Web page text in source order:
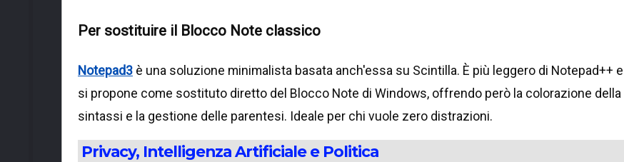
Per sostituire il Blocco Note classico
Notepad3 è una soluzione minimalista basata anch'essa su Scintilla. È più leggero di Notepad++ e
si propone come sostituto diretto del Blocco Note di Windows, offrendo però la colorazione della
sintassi e la gestione delle parentesi. Ideale per chi vuole zero distrazioni.
Privacy, Intelligenza Artificiale e Politica